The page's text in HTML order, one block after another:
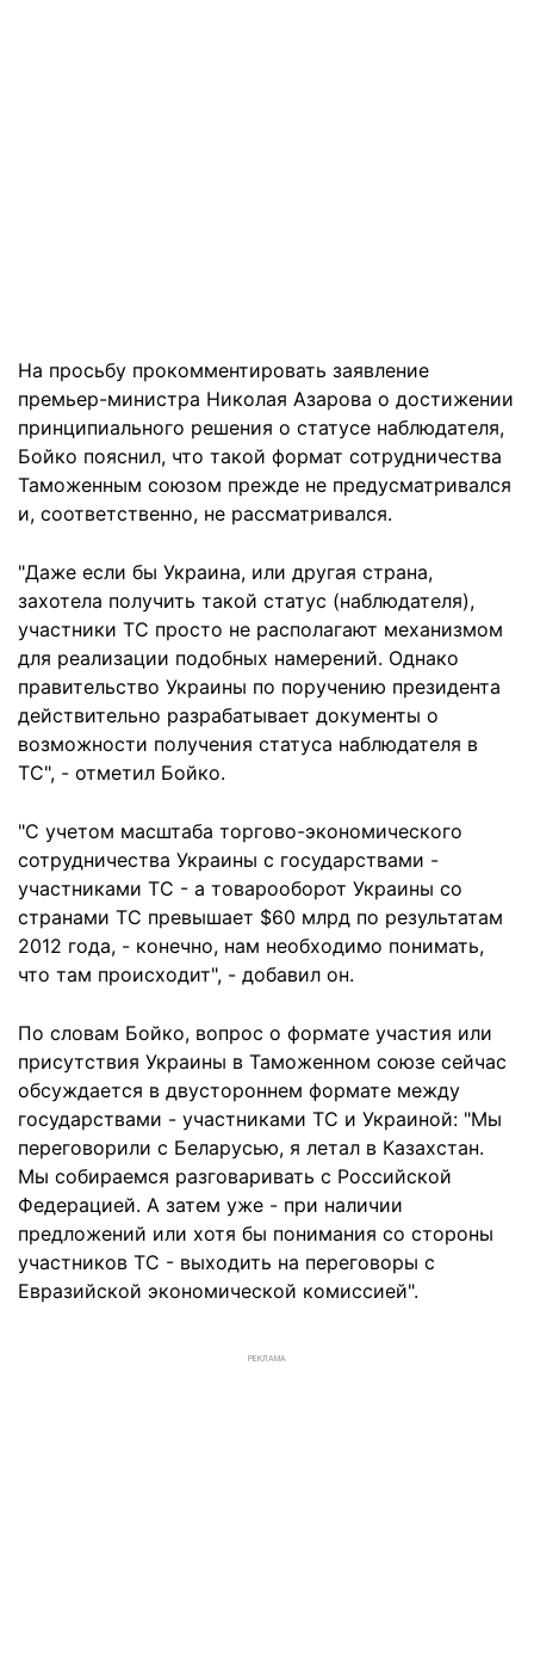
На просьбу прокомментировать заявление
премьер-министра Николая Азарова о достижении
принципиального решения о статусе наблюдателя,
Бойко пояснил, что такой формат сотрудничества
Таможенным союзом прежде не предусматривался
и, соответственно, не рассматривался.
"Даже если бы Украина, или другая страна,
захотела получить такой статус (наблюдателя),
участники ТС просто не располагают механизмом
для реализации подобных намерений. Однако
правительство Украины по поручению президента
действительно разрабатывает документы о
возможности получения статуса наблюдателя в
ТС", - отметил Бойко.
"С учетом масштаба торгово-экономического
сотрудничества Украины с государствами -
участниками ТС - а товарооборот Украины со
странами ТС превышает $60 млрд по результатам
2012 года, - конечно, нам необходимо понимать,
что там происходит", - добавил он.
По словам Бойко, вопрос о формате участия или
присутствия Украины в Таможенном союзе сейчас
обсуждается в двустороннем формате между
государствами - участниками ТС и Украиной: "Мы
переговорили с Беларусью, я летал в Казахстан.
Мы собираемся разговаривать с Российской
Федерацией. А затем уже - при наличии
предложений или хотя бы понимания со стороны
участников ТС - выходить на переговоры с
Евразийской экономической комиссией".
РЕКЛАМА